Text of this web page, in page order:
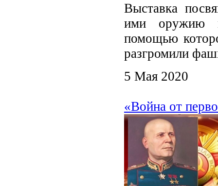
Выставка
ими оружию
помощью
разгромили
5 Мая 2020
«Война от